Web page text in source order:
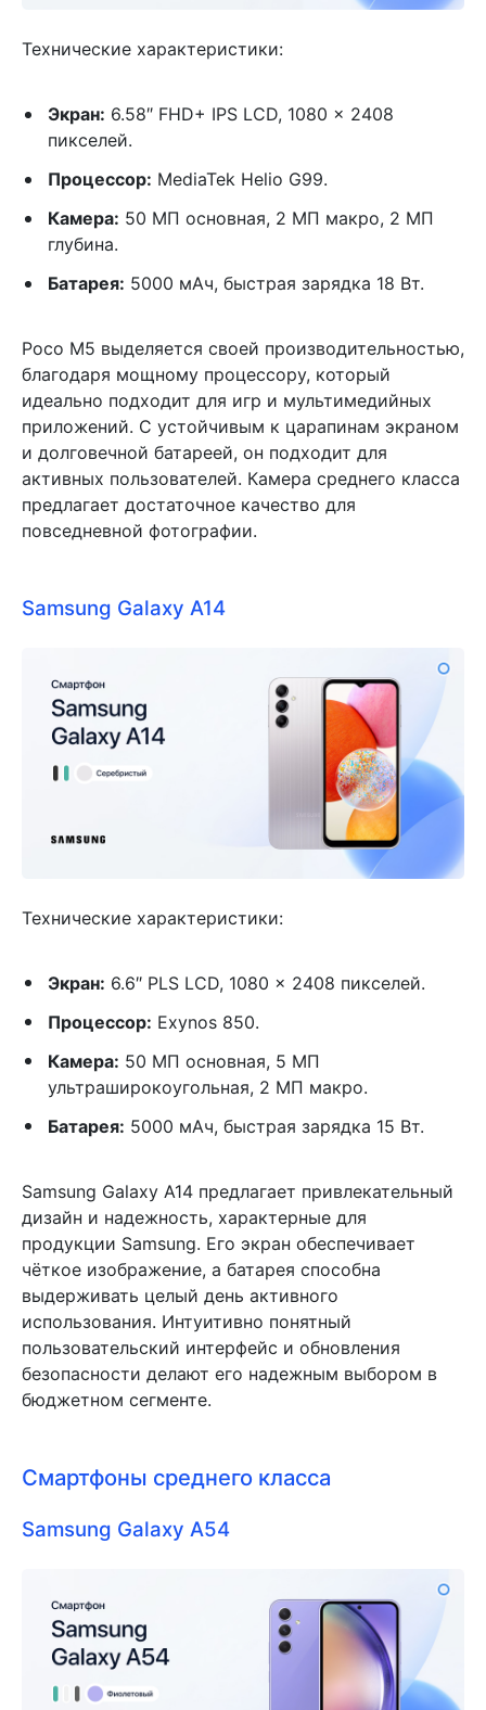
Технические характеристики:
Экран: 6.58″ FHD+ IPS LCD, 1080 x 2408
пикселей.
Процессор: MediaTek Helio G99.
Камера: 50 МП основная, 2 МП макро, 2 МП
глубина.
Батарея: 5000 мАч, быстрая зарядка 18 Вт.
Poco M5 выделяется своей производительностью,
благодаря мощному процессору, который
идеально подходит для игр и мультимедийных
приложений. С устойчивым к царапинам экраном
и долговечной батареей, он подходит для
активных пользователей. Камера среднего класса
предлагает достаточное качество для
повседневной фотографии.
Samsung Galaxy A14
Технические характеристики:
Экран: 6.6″ PLS LCD, 1080 x 2408 пикселей.
Процессор: Exynos 850.
Камера: 50 МП основная, 5 МП
ультраширокоугольная, 2 МП макро.
Батарея: 5000 мАч, быстрая зарядка 15 Вт.
Samsung Galaxy A14 предлагает привлекательный
дизайн и надежность, характерные для
продукции Samsung. Его экран обеспечивает
чёткое изображение, а батарея способна
выдерживать целый день активного
использования. Интуитивно понятный
пользовательский интерфейс и обновления
безопасности делают его надежным выбором в
бюджетном сегменте.
Смартфоны среднего класса
Samsung Galaxy A54